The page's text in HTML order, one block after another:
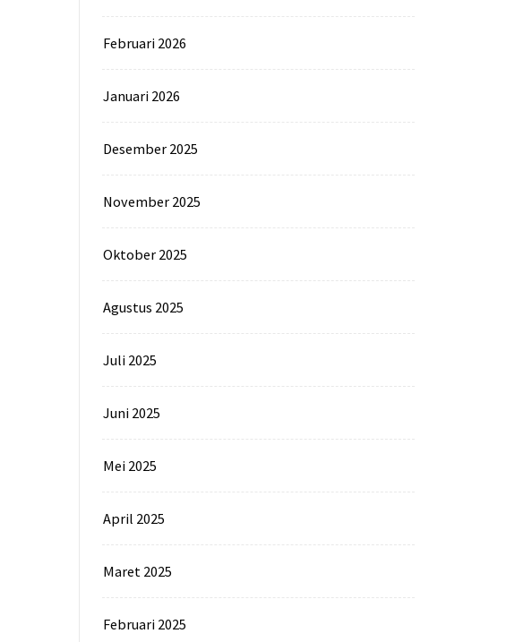
Februari 2026
Januari 2026
Desember 2025
November 2025
Oktober 2025
Agustus 2025
Juli 2025
Juni 2025
Mei 2025
April 2025
Maret 2025
Februari 2025